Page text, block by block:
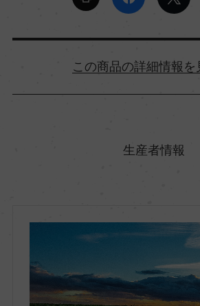
詳細情報
オー・メドック
生産者情報